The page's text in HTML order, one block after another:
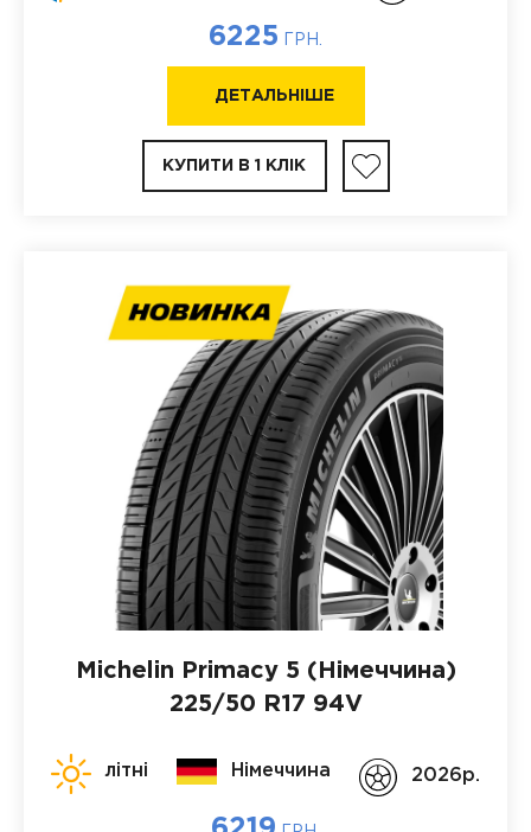
6225 ГРН.
ДЕТАЛЬНІШЕ
КУПИТИ В 1 КЛІК
Michelin Primacy 5 (Німеччина)
225/50 R17 94V
літні Німеччина 2026p.